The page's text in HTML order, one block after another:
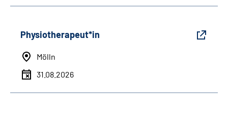
Physiotherapeut*in
Mölln
31.08.2026